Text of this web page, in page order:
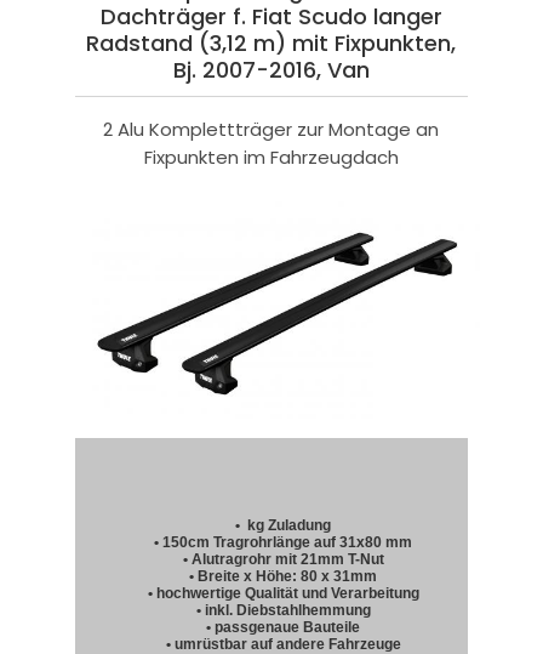
Dachträger f. Fiat Scudo langer
Radstand (3,12 m) mit Fixpunkten,
Bj. 2007-2016, Van
2 Alu Komplettträger zur Montage an
Fixpunkten im Fahrzeugdach
• kg Zuladung
• 150cm Tragrohrlänge auf 31x80 mm
• Alutragrohr mit 21mm T-Nut
• Breite x Höhe: 80 x 31mm
• hochwertige Qualität und Verarbeitung
• inkl. Diebstahlhemmung
• passgenaue Bauteile
• umrüstbar auf andere Fahrzeuge